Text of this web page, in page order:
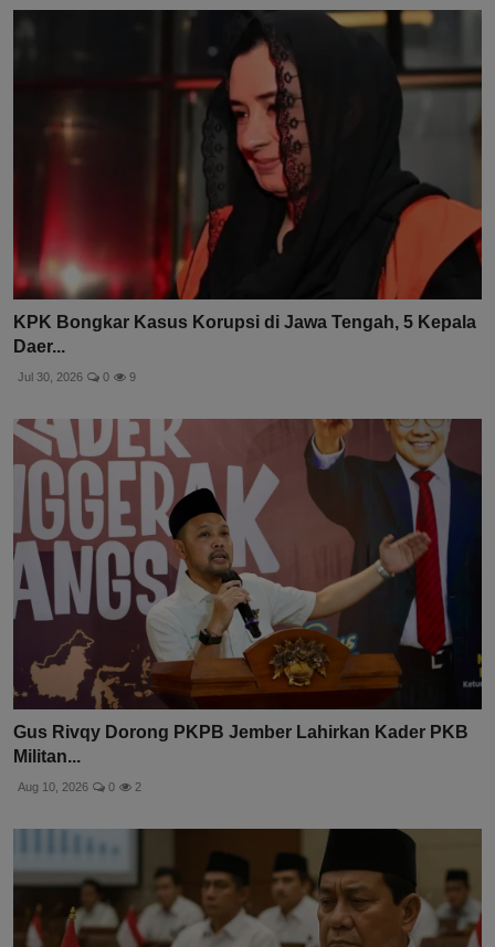
KPK Bongkar Kasus Korupsi di Jawa Tengah, 5 Kepala
Daer...
Jul 30, 2026 0 9
Gus Rivqy Dorong PKPB Jember Lahirkan Kader PKB
Militan...
Aug 10, 2026 0 2